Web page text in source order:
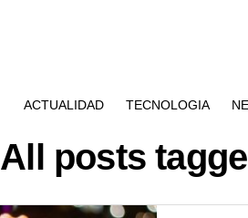
ACTUALIDAD TECNOLOGIA
All posts